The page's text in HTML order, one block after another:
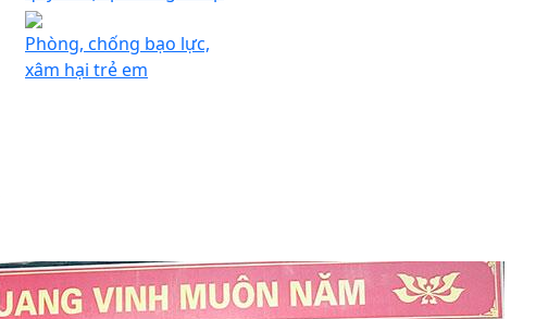
Trang thông tin dự án Vinhomes Hóc Môn
Phòng, chống bạo lực,
xâm hại trẻ em